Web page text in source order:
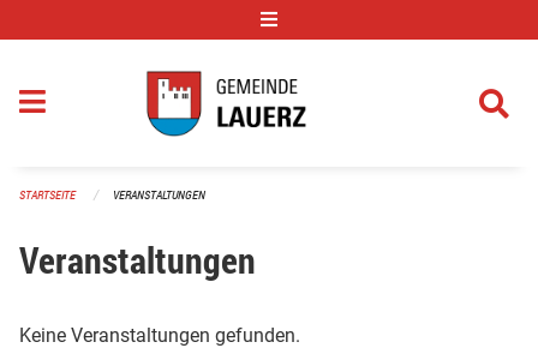
STARTSEITE VERANSTALTUNGEN
Veranstaltungen
Keine Veranstaltungen gefunden.